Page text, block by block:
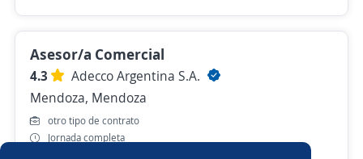
Asesor/a Comercial
4.3
Adecco Argentina S.A.
Mendoza, Mendoza
otro tipo de contrato
Jornada completa